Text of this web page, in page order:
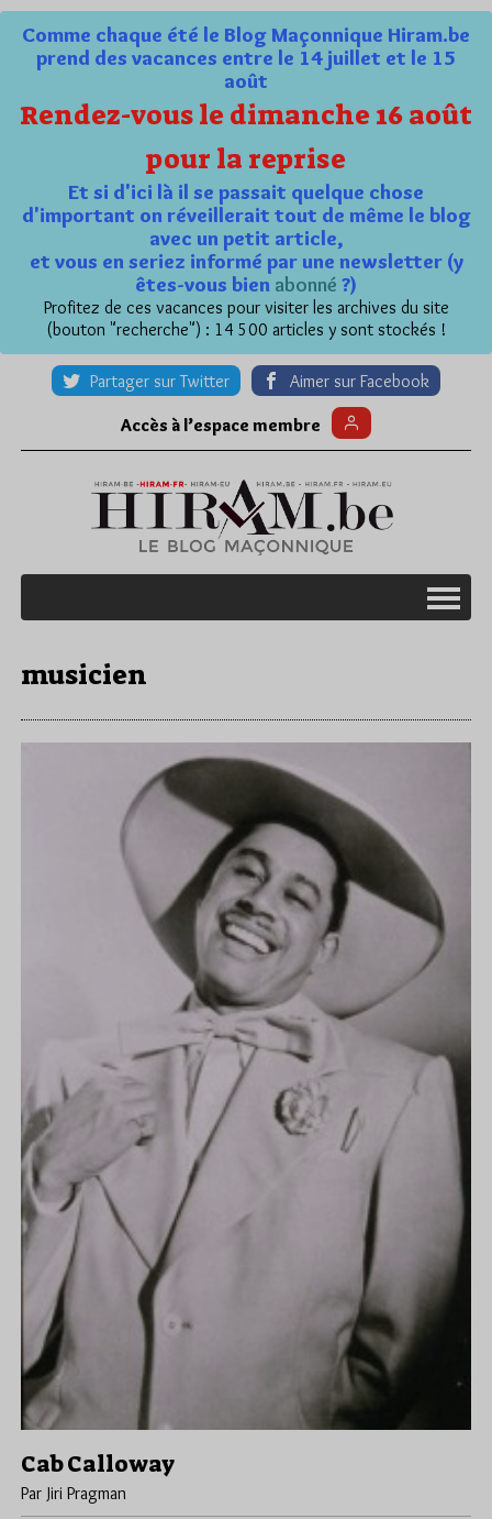
Comme chaque été le Blog Maçonnique Hiram.be
prend des vacances entre le 14 juillet et le 15
août
Rendez-vous le dimanche 16 août
pour la reprise
Et si d'ici là il se passait quelque chose
d'important on réveillerait tout de même le blog
avec un petit article,
et vous en seriez informé par une newsletter (y
êtes-vous bien abonné ?)
Profitez de ces vacances pour visiter les archives du site
(bouton "recherche") : 14 500 articles y sont stockés !
Partager sur Twitter Aimer sur Facebook
Accès à l’espace membre
musicien
Cab Calloway
Par Jiri Pragman